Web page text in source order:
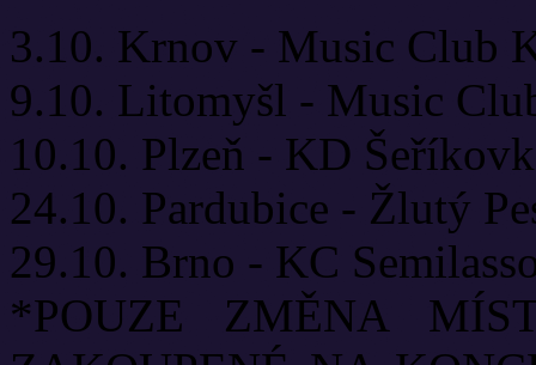
3.10. Krnov - Music Club
9.10. Litomyšl - Music
10.10. Plzeň - KD
24.10. Pardubice - Žlutý
29.10. Brno - KC
*POUZE ZMĚNA